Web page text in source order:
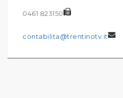
0461 823150
contabilita@trentinotv.it